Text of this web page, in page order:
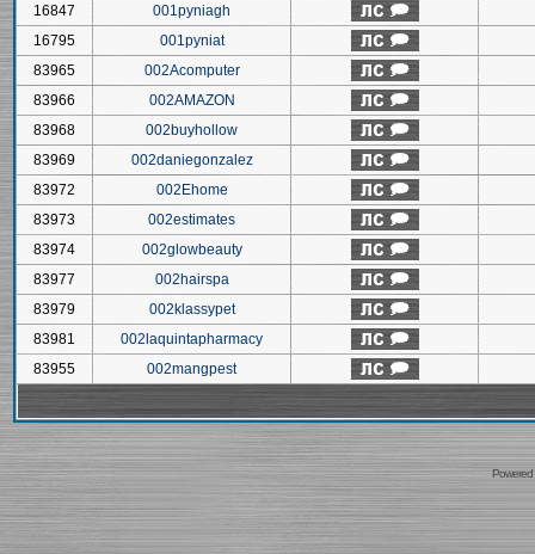
16847
001pyniagh
16795
001pyniat
83965
002Acomputer
83966
002AMAZON
83968
002buyhollow
83969
002daniegonzalez
83972
002Ehome
83973
002estimates
83974
002glowbeauty
83977
002hairspa
83979
002klassypet
83981
002laquintapharmacy
83955
002mangpest